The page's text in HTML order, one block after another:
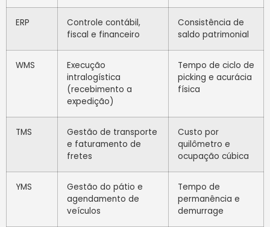
ERP
Controle contábil,
fiscal e financeiro
Consistência de
saldo patrimonial
WMS
Execução
intralogística
(recebimento a
expedição)
Tempo de ciclo de
picking e acurácia
física
TMS
Gestão de transporte
e faturamento de
fretes
Custo por
quilômetro e
ocupação cúbica
YMS
Gestão do pátio e
agendamento de
veículos
Tempo de
permanência e
demurrage